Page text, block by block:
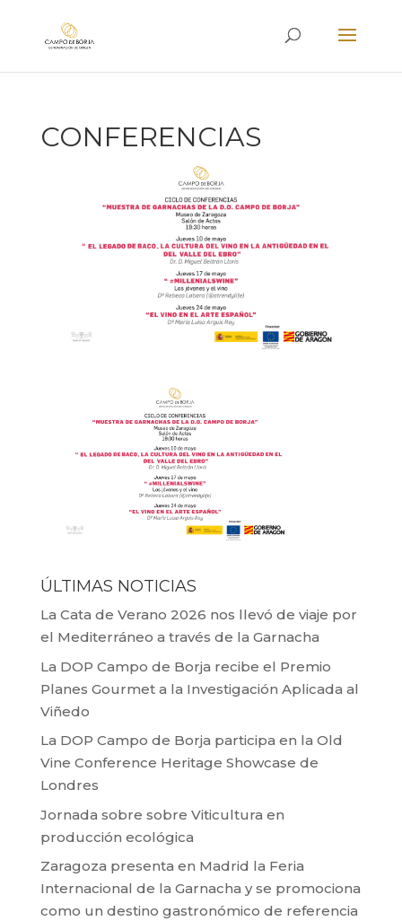
CONFERENCIAS
ÚLTIMAS NOTICIAS
La Cata de Verano 2026 nos llevó de viaje por
el Mediterráneo a través de la Garnacha
La DOP Campo de Borja recibe el Premio
Planes Gourmet a la Investigación Aplicada al
Viñedo
La DOP Campo de Borja participa en la Old
Vine Conference Heritage Showcase de
Londres
Jornada sobre sobre Viticultura en
producción ecológica
Zaragoza presenta en Madrid la Feria
Internacional de la Garnacha y se promociona
como un destino gastronómico de referencia